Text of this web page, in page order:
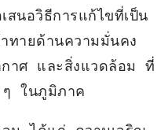
สนอวิธีการแก้ไขที่เป็น
ทายด้านความมั่นคง
าศ และสิ่งแวดล้อม ที่
ๆ ในภูมิภาค